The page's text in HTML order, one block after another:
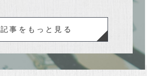
記事をもっと見る